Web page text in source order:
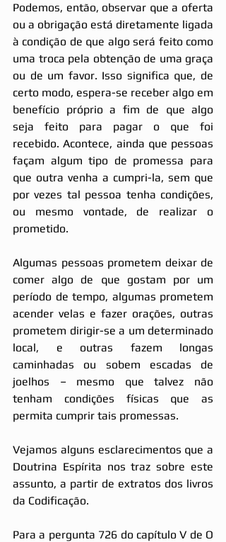
Podemos, então, observar que a oferta
ou a obrigação está diretamente ligada
à condição de que algo será feito como
uma troca pela obtenção de uma graça
ou de um favor. Isso significa que, de
certo modo, espera-se receber algo em
benefício próprio a fim de que algo
seja feito para pagar o que foi
recebido. Acontece, ainda que pessoas
façam algum tipo de promessa para
que outra venha a cumpri-la, sem que
por vezes tal pessoa tenha condições,
ou mesmo vontade, de realizar o
prometido.
Algumas pessoas prometem deixar de
comer algo de que gostam por um
período de tempo, algumas prometem
acender velas e fazer orações, outras
prometem dirigir-se a um determinado
local, e outras fazem longas
caminhadas ou sobem escadas de
joelhos – mesmo que talvez não
tenham condições físicas que as
permita cumprir tais promessas.
Vejamos alguns esclarecimentos que a
Doutrina Espírita nos traz sobre este
assunto, a partir de extratos dos livros
da Codificação.
Para a pergunta 726 do capítulo V de O